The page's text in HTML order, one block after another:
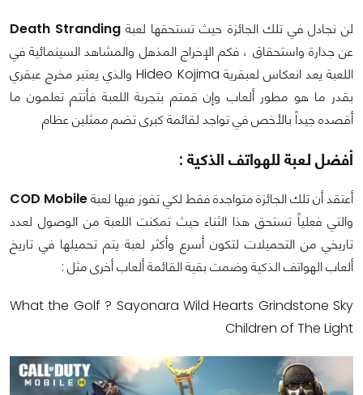
لن نجادل في تلك الجائزة حيث تستحقها لعبةDeath Stranding
عن جدارة واستحقاق ، فكم الإخراج المذهل والمشاهد السينمائية في
اللعبة يعد انعكاس لعبقرية Hideo Kojima والذي يعتبر مخرج عبقري
بقدر ما هو مطور ألعاب وإن قمتم بتجربة اللعبة فأنتم تعلمون ما
أقصده جيداً بالأخص في تواجد لقائمة كبرى تضم ممثلين عظام
أفضل لعبة للهواتف الذكية :
أعتقد أن تلك الجائزة متواجدة فقط لكي تفوز فيها لعبةCOD Mobile
والتي فعلياً تستحق هذا الثناء حيث تمكنت اللعبة من الوصول لعدد
تاريخي من التحميلات لتكون أسرع وأكثر لعبة يتم تحميلها في تاريخ
ألعاب الهواتف الذكية وضمت بقية القائمة ألعاب أخرى مثل :
What the Golf ? Sayonara Wild Hearts Grindstone Sky
Children of The Light